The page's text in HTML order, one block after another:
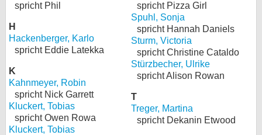
spricht Phil
H
Hackenberger, Karlo
spricht Eddie Latekka
K
Kahnmeyer, Robin
spricht Nick Garrett
Kluckert, Tobias
spricht Owen Rowa
Kluckert, Tobias
spricht Pizza Girl
Spuhl, Sonja
spricht Hannah Daniels
Sturm, Victoria
spricht Christine Cataldo
Stürzbecher, Ulrike
spricht Alison Rowan
T
Treger, Martina
spricht Dekanin Etwood
bei X
bei Facebook
Kontakt
Nutzungsbedingungen
Datenschutz